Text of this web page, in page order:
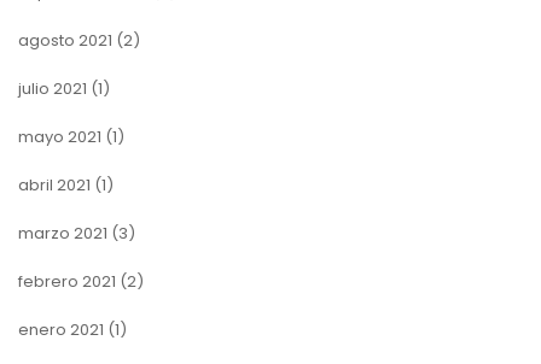
agosto 2021 (2)
julio 2021 (1)
mayo 2021 (1)
abril 2021 (1)
marzo 2021 (3)
febrero 2021 (2)
enero 2021 (1)